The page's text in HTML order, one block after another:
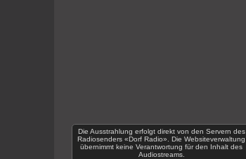
Die Ausstrahlung erfolgt direkt von den Servern des
Radiosenders «Dorf Radio». Die Websiteverwaltung
übernimmt keine Verantwortung für den Inhalt des
Audiostreams.